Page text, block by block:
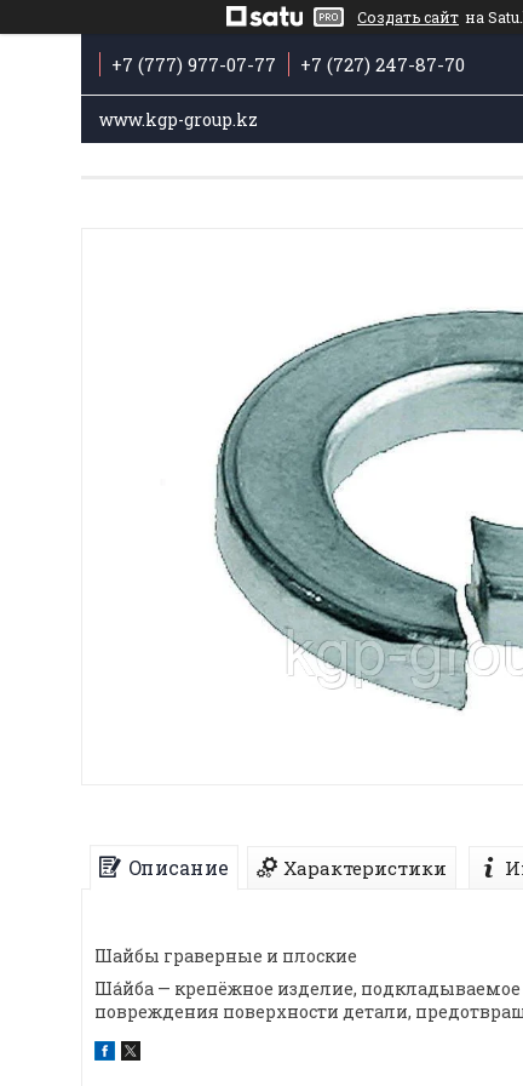
Создать сайт на
+7 (777) 977-07-77 +7 (727) 247-87-70
www.kgp-group.kz
Описание Характеристики
Шайбы граверные и плоские
Ша́йба — крепёжное изделие,
повреждения поверхности детали,